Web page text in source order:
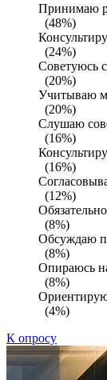
Принимаю
(48%)
(24%)
Советуюсь
(20%)
Учитываю
(20%)
Слушаю
(16%)
(16%)
(12%)
(8%)
Обсуждаю
(8%)
Опираюсь
(8%)
(4%)
К опросу